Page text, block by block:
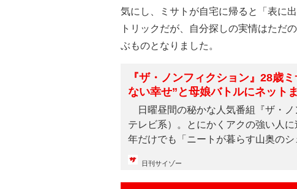
気にし、ミサトが自宅に帰ると「表に
トリックだが、自分探しの実情はただ
ぶものとなりました。
『ザ・ノンフィクション』28歳
ない幸せ”と母娘バトルにネット
日曜昼間の秘かな人気番組『ザ・ノ
テレビ系）。とにかくアクの強い人
年だけでも「ニートが暮らす山奥の
日刊サイゾー